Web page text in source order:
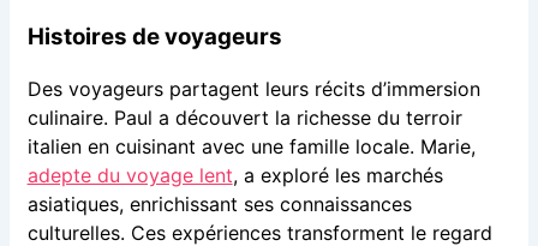
Histoires de voyageurs
Des voyageurs partagent leurs récits d’immersion
culinaire. Paul a découvert la richesse du terroir
italien en cuisinant avec une famille locale. Marie,
adepte du voyage lent, a exploré les marchés
asiatiques, enrichissant ses connaissances
culturelles. Ces expériences transforment le regard